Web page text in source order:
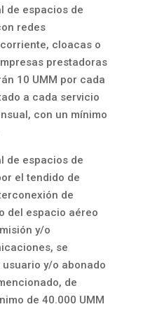
de espacios de
redes
cloacas o
prestadoras
10 UMM por cada
a cada servicio
con un mínimo
de espacios de
el tendido de
de
del espacio aéreo
y/o
se
y/o abonado
de
de 40.000 UMM